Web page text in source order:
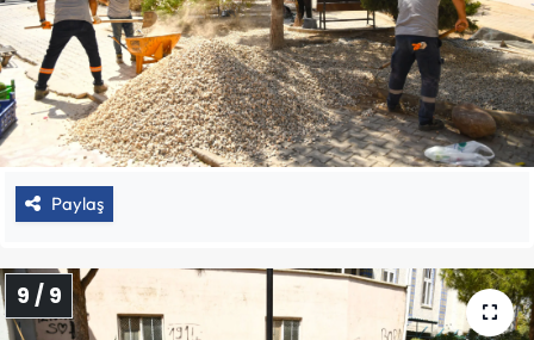
Paylaş
9 / 9